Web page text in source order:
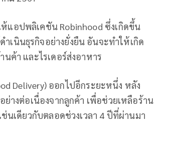
แอปพลิเคชัน Robinhood ซึ่งเกิดขึ้น
เนินธุรกิจอย่างยั่งยืน อันจะทำให้เกิด
ค้า และไรเดอร์ส่งอาหาร
Delivery) ออกไปอีกระยะหนึ่ง หลัง
างต่อเนื่องจากลูกค้า เพื่อช่วยเหลือร้าน
นเดียวกับตลอดช่วงเวลา 4 ปีที่ผ่านมา